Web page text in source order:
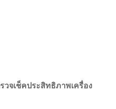
วจเช็คประสิทธิภาพเครื่อง